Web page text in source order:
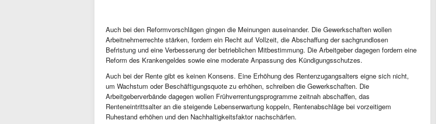
Auch bei den Reformvorschlägen gingen die Meinungen auseinander. Die Gewerkschaften wollen
Arbeitnehmerrechte stärken, fordern ein Recht auf Vollzeit, die Abschaffung der sachgrundlosen
Befristung und eine Verbesserung der betrieblichen Mitbestimmung. Die Arbeitgeber dagegen fordern eine
Reform des Krankengeldes sowie eine moderate Anpassung des Kündigungsschutzes.
Auch bei der Rente gibt es keinen Konsens. Eine Erhöhung des Rentenzugangsalters eigne sich nicht,
um Wachstum oder Beschäftigungsquote zu erhöhen, schreiben die Gewerkschaften. Die
Arbeitgeberverbände dagegen wollen Frühverrentungsprogramme zeitnah abschaffen, das
Renteneintrittsalter an die steigende Lebenserwartung koppeln, Rentenabschläge bei vorzeitigem
Ruhestand erhöhen und den Nachhaltigkeitsfaktor nachschärfen.